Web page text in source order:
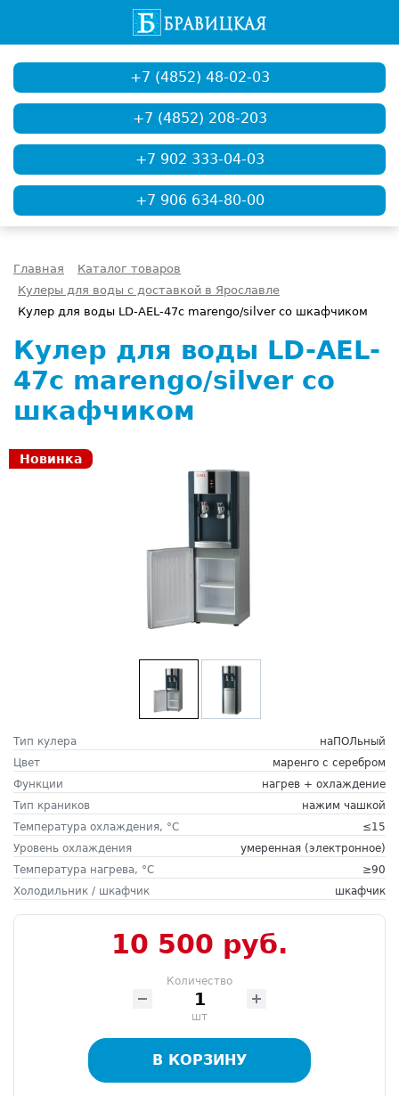
+7 (4852) 48-02-03
+7 (4852) 208-203
+7 902 333-04-03
+7 906 634-80-00
Главная
Каталог товаров
Кулеры для воды с доставкой в Ярославле
Кулер для воды LD-AEL-47c marengo/silver со шкафчиком
Кулер для воды LD-AEL-
47c marengo/silver со
шкафчиком
Новинка
Тип кулера
наПОЛьный
Цвет
маренго с серебром
Функции
нагрев + охлаждение
Тип краников
нажим чашкой
Температура охлаждения, °C
≤15
Уровень охлаждения
умеренная (электронное)
Температура нагрева, °C
≥90
Холодильник / шкафчик
шкафчик
10 500 руб.
Количество
шт
В КОРЗИНУ